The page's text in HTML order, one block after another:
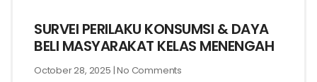
SURVEI PERILAKU KONSUMSI & DAYA
BELI MASYARAKAT KELAS MENENGAH
October 28, 2025 No Comments